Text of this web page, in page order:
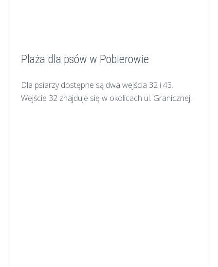
Plaża dla psów w Pobierowie
Dla psiarzy dostępne są dwa wejścia 32 i 43.
Wejście 32 znajduje się w okolicach ul. Granicznej.